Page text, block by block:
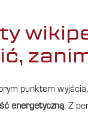
punktem
energetyczną. Z